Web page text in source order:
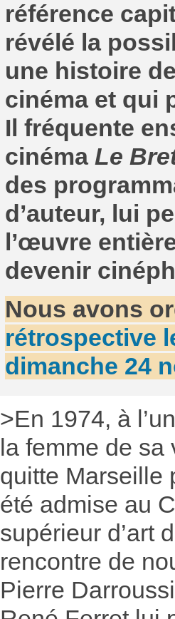
référence
révélé la
une histoire
cinéma et qui
Il fréquente
cinéma Le
des
d’auteur, lui
l’œuvre
devenir
Nous avons
rétrospective
dimanche 24
>En 1974, à
la femme de
quitte Marseille
été admise au
supérieur d’art
rencontre de
Pierre